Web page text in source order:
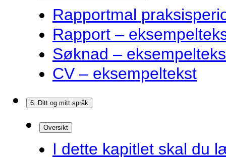
Rapportmal
Rapport –
Søknad –
CV – eksempeltekst
6. Ditt og mitt språk
Oversikt
I dette kapitlet skal du